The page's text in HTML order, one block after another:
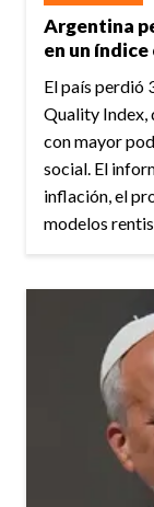
Argentina
en un
El país perdió
Quality Index,
con mayor
social. El
inflación, el
modelos